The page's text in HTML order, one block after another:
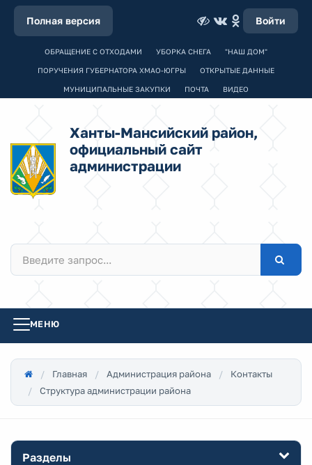
Полная версия Войти
ОБРАЩЕНИЕ С ОТХОДАМИ УБОРКА СНЕГА "НАШ ДОМ"
ПОРУЧЕНИЯ ГУБЕРНАТОРА ХМАО-ЮГРЫ ОТКРЫТЫЕ ДАННЫЕ
МУНИЦИПАЛЬНЫЕ ЗАКУПКИ ПОЧТА ВИДЕО
Ханты-Мансийский район,
официальный сайт
администрации
МЕНЮ
Главная Администрация района
Контакты
Структура администрации района
Разделы